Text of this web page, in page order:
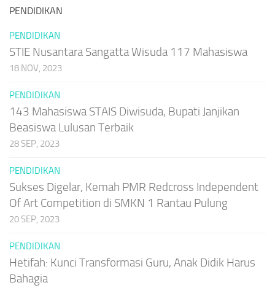
PENDIDIKAN
PENDIDIKAN
STIE Nusantara Sangatta Wisuda 117 Mahasiswa
18 NOV, 2023
PENDIDIKAN
143 Mahasiswa STAIS Diwisuda, Bupati Janjikan
Beasiswa Lulusan Terbaik
28 SEP, 2023
PENDIDIKAN
Sukses Digelar, Kemah PMR Redcross Independent
Of Art Competition di SMKN 1 Rantau Pulung
20 SEP, 2023
PENDIDIKAN
Hetifah: Kunci Transformasi Guru, Anak Didik Harus
Bahagia